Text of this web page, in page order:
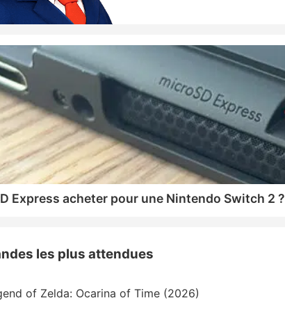
Express acheter pour une Nintendo Switch 2 ?
les plus attendues
of Zelda: Ocarina of Time (2026)